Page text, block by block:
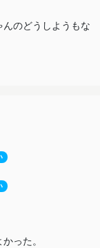
のどうしようもな
った。